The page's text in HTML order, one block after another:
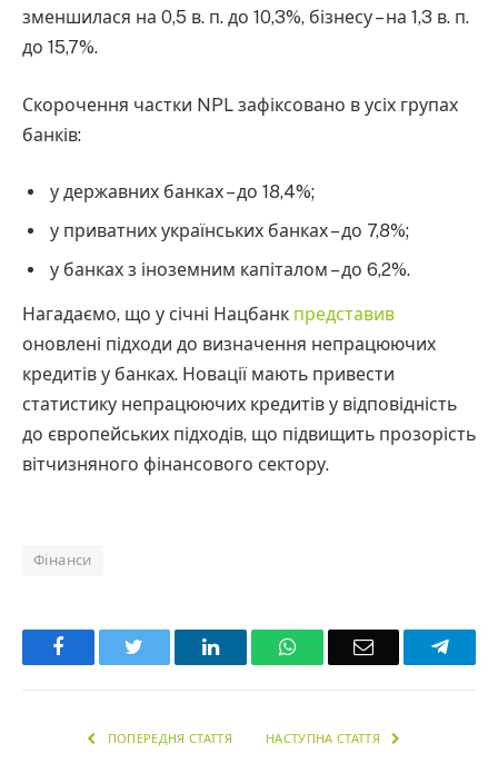
зменшилася на 0,5 в. п. до 10,3%, бізнесу – на 1,3 в. п.
до 15,7%.
Скорочення частки NPL зафіксовано в усіх групах
банків:
у державних банках – до 18,4%;
у приватних українських банках – до 7,8%;
у банках з іноземним капіталом – до 6,2%.
Нагадаємо, що у січні Нацбанк представив
оновлені підходи до визначення непрацюючих
кредитів у банках. Новації мають привести
статистику непрацюючих кредитів у відповідність
до європейських підходів, що підвищить прозорість
вітчизняного фінансового сектору.
Фінанси
Facebook LinkedInWhatsAppEmail
ПОПЕРЕДНЯ СТАТТЯ НАСТУПНА СТАТТЯ